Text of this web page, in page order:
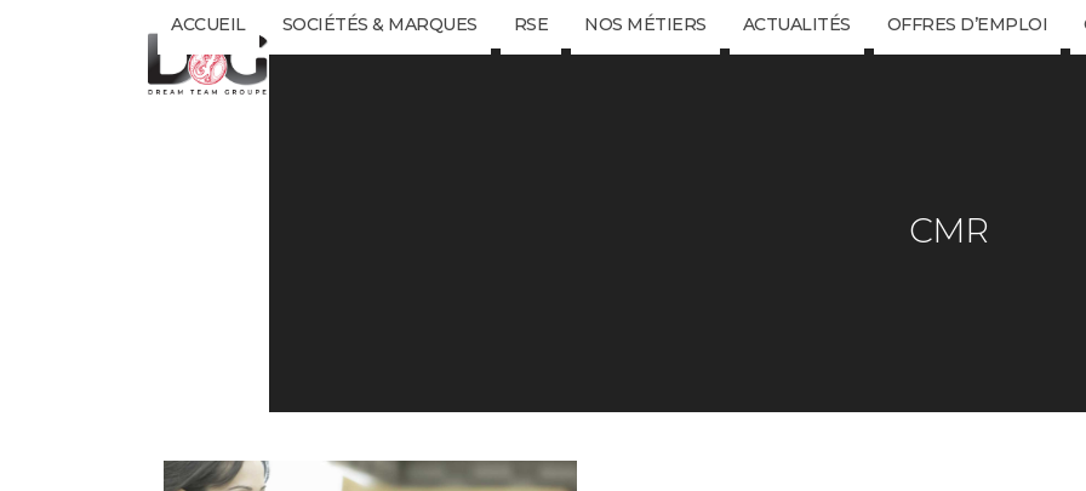
ACCUEIL SOCIÉTÉS & MARQUES RSE NOS MÉTIERS ACTUALITÉS OFFRES D’EMPLOI
CMR